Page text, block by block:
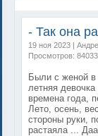
- Так она
19 ноя 2023 |
Просмотров: 84033
Были с женой в
летняя
времена года,
Лето, осень,
стороны руки,
растаяла ...